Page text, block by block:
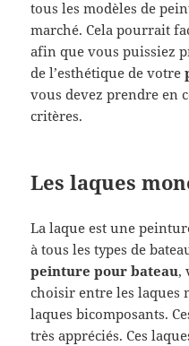
tous les modèles de
marché. Cela pourrait
afin que vous puissiez
de l’esthétique de votre
vous devez prendre en
critères.
Les laques
La laque est une
à tous les types de
peinture pour bateau,
choisir entre les laques
laques bicomposants.
très appréciés. Ces